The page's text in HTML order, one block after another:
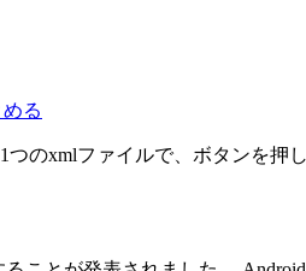
る
つのxmlファイルで、ボタンを